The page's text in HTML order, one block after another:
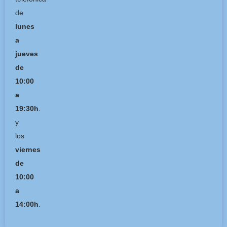
de
lunes
a
jueves
de
10:00
a
19:30h.
y
los
viernes
de
10:00
a
14:00h.